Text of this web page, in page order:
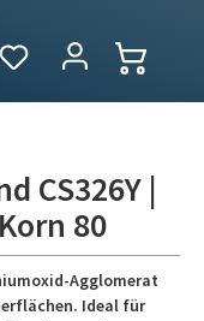
CS326Y |
80
Agglomerat
Ideal für